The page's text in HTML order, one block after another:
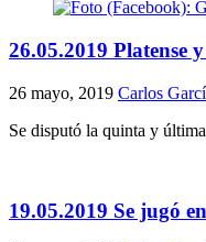
26.05.2019 Platense
26 mayo, 2019 Carlos
Se disputó la quinta y
19.05.2019 Se jugó